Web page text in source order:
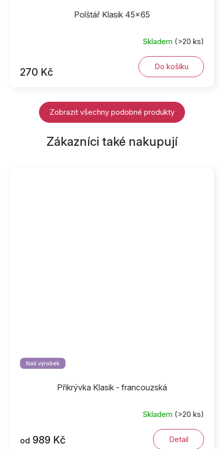
Polštář Klasik 45x65
Skladem (>20 ks)
270 Kč Do košíku
Zobrazit všechny podobné produkty
Zákazníci také nakupují
Náš výrobek
Přikrývka Klasik - francouzská
Skladem (>20 ks)
od 989 Kč Detail